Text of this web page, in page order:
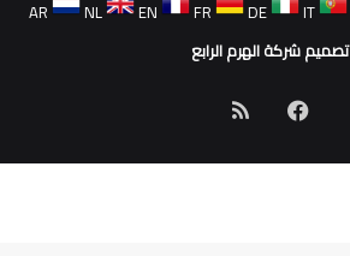
AR
NL EN FR DE IT
تصميم شركة الهرم الرابع
فيسبوك
الموقع